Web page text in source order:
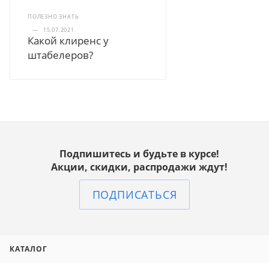
ПОЛЕЗНО ЗНАТЬ
—
15.07.2021
Какой клиренс у
штабелеров?
Подпишитесь и будьте в курсе!
Акции, скидки, распродажи ждут!
ПОДПИСАТЬСЯ
КАТАЛОГ